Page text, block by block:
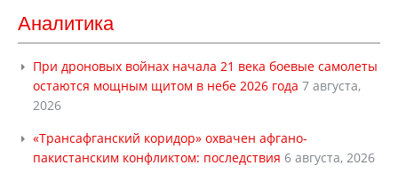
Аналитика
При дроновых войнах начала 21 века боевые самолеты
остаются мощным щитом в небе 2026 года 7 августа,
2026
«Трансафганский коридор» охвачен афгано-
пакистанским конфликтом: последствия 6 августа, 2026